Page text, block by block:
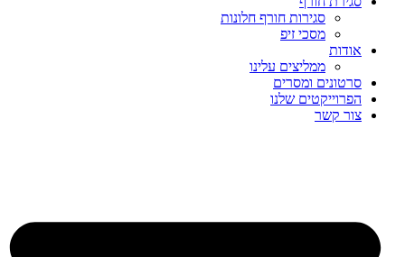
סגירות חורף חלונות
מסכי זיפ
אודות
ממליצים עלינו
סרטונים ומסרים
הפרוייקטים שלנו
צור קשר